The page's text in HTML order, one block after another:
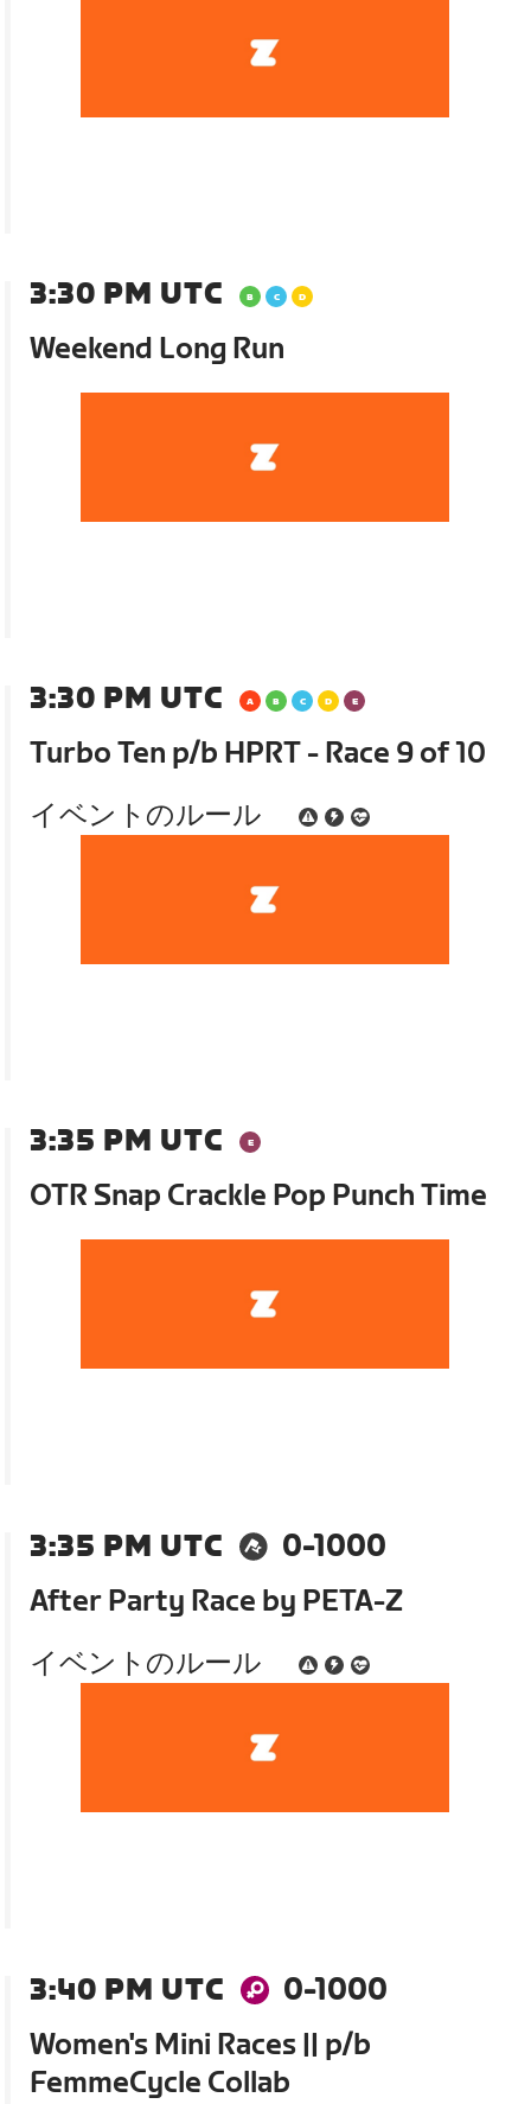
3:30 PM UTC
Weekend Long Run
3:30 PM UTC
Turbo Ten p/b HPRT - Race 9 of 10
イベントのルール
3:35 PM UTC
OTR Snap Crackle Pop Punch Time
3:35 PM UTC
0-1000
After Party Race by PETA-Z
イベントのルール
3:40 PM UTC
0-1000
Women's Mini Races || p/b
FemmeCycle Collab